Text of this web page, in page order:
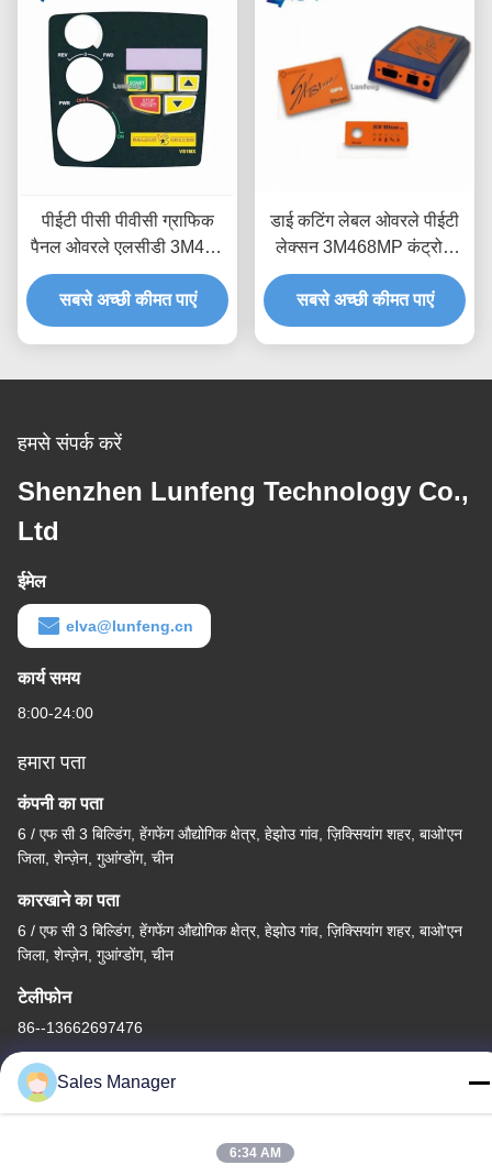
पीईटी पीसी पीवीसी ग्राफिक
पैनल ओवरले एलसीडी 3M467
कस्टम औद्योगिक नियंत्रण पैनल
सबसे अच्छी कीमत पाएं
डाई कटिंग लेबल ओवरले पीईटी
लेक्सन 3M468MP कंट्रोल
पैनल ओवरले प्रिंटिंग
सबसे अच्छी कीमत पाएं
हमसे संपर्क करें
Shenzhen Lunfeng Technology Co.,
Ltd
ईमेल
elva@lunfeng.cn
कार्य समय
8:00-24:00
हमारा पता
कंपनी का पता
6 / एफ सी 3 बिल्डिंग, हेंगफेंग औद्योगिक क्षेत्र, हेझोउ गांव, ज़िक्सियांग शहर, बाओ'एन
जिला, शेन्ज़ेन, गुआंग्डोंग, चीन
कारखाने का पता
6 / एफ सी 3 बिल्डिंग, हेंगफेंग औद्योगिक क्षेत्र, हेझोउ गांव, ज़िक्सियांग शहर, बाओ'एन
जिला, शेन्ज़ेन, गुआंग्डोंग, चीन
टेलीफोन
86--13662697476
चीन अच्छी गुणवत्ता धातु गुंबद झिल्ली स्विच आपूर्तिकर्ता. कॉपीराइट © -2026
Sales Manager
6:34 AM